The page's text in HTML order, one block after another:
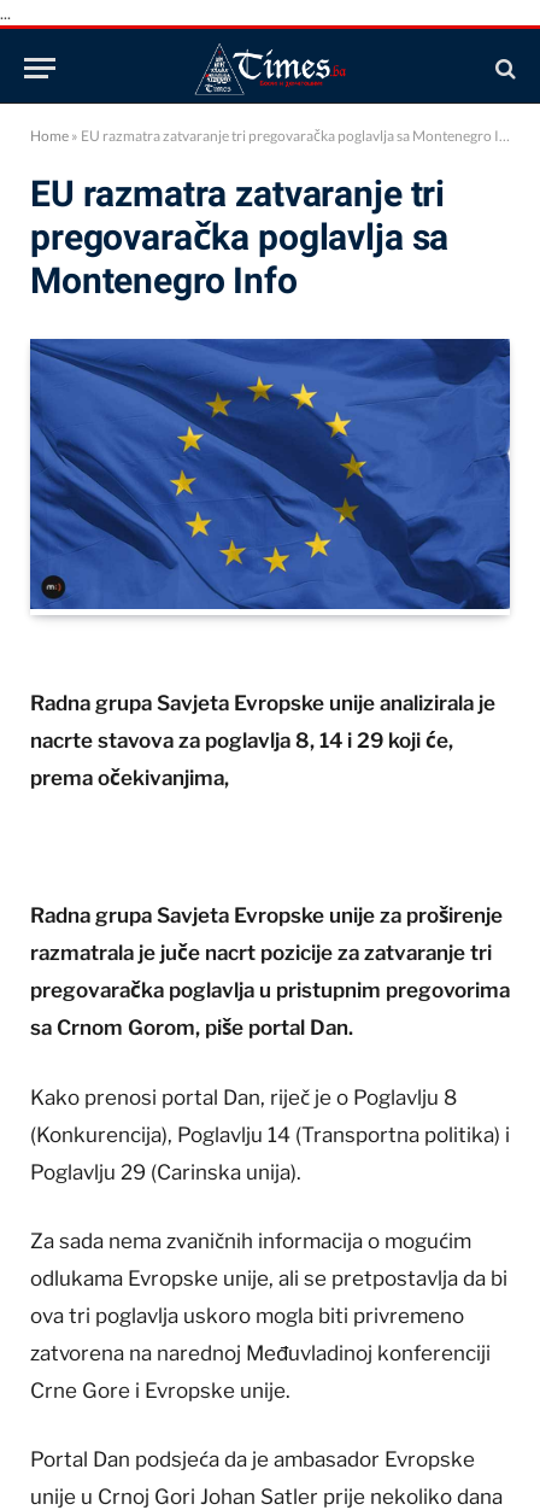
...
Home » EU razmatra zatvaranje tri pregovaračka poglavlja sa Montenegro Info
EU razmatra zatvaranje tri
pregovaračka poglavlja sa
Montenegro Info
Radna grupa Savjeta Evropske unije analizirala je
nacrte stavova za poglavlja 8, 14 i 29 koji će,
prema očekivanjima,
Radna grupa Savjeta Evropske unije za proširenje
razmatrala je juče nacrt pozicije za zatvaranje tri
pregovaračka poglavlja u pristupnim pregovorima
sa Crnom Gorom, piše portal Dan.
Kako prenosi portal Dan, riječ je o Poglavlju 8
(Konkurencija), Poglavlju 14 (Transportna politika) i
Poglavlju 29 (Carinska unija).
Za sada nema zvaničnih informacija o mogućim
odlukama Evropske unije, ali se pretpostavlja da bi
ova tri poglavlja uskoro mogla biti privremeno
zatvorena na narednoj Međuvladinoj konferenciji
Crne Gore i Evropske unije.
Portal Dan podsjeća da je ambasador Evropske
unije u Crnoj Gori Johan Satler prije nekoliko dana